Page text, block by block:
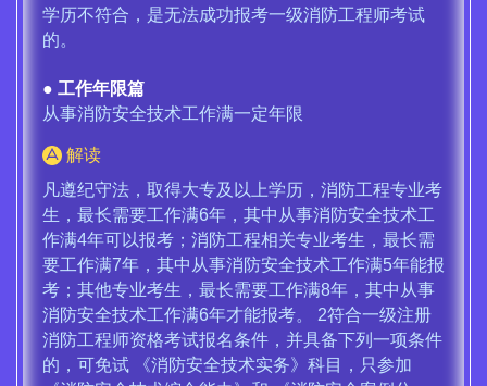
学历不符合，是无法成功报考一级消防工程师考试
的。
● 工作年限篇
从事消防安全技术工作满一定年限
解读
凡遵纪守法，取得大专及以上学历，消防工程专业考
生，最长需要工作满6年，其中从事消防安全技术工
作满4年可以报考；消防工程相关专业考生，最长需
要工作满7年，其中从事消防安全技术工作满5年能报
考；其他专业考生，最长需要工作满8年，其中从事
消防安全技术工作满6年才能报考。 2符合一级注册
消防工程师资格考试报名条件，并具备下列一项条件
的，可免试 《消防安全技术实务》科目，只参加